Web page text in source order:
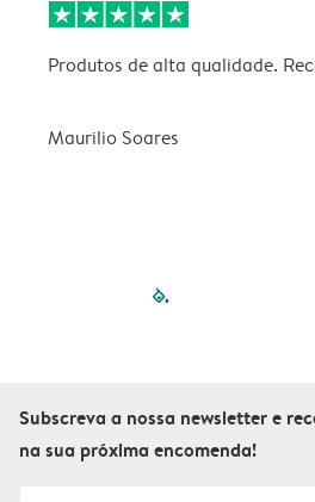
Produtos de alta qualidade.
Maurilio Soares
filled-
Subscreva a nossa newsletter e
na sua próxima encomenda!